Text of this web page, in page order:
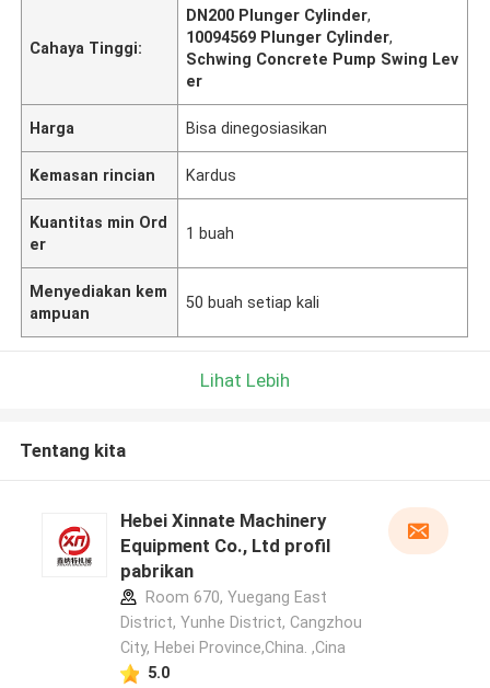
Cahaya Tinggi:
DN200 Plunger Cylinder,
10094569 Plunger Cylinder,
Schwing Concrete Pump Swing Lev
er
Harga Bisa dinegosiasikan
Kemasan rincian Kardus
Kuantitas min Ord
er
1 buah
Menyediakan kem
ampuan
50 buah setiap kali
Lihat Lebih
Tentang kita
Hebei Xinnate Machinery
Equipment Co., Ltd profil
pabrikan
Room 670, Yuegang East
District, Yunhe District, Cangzhou
City, Hebei Province,China. ,Cina
5.0